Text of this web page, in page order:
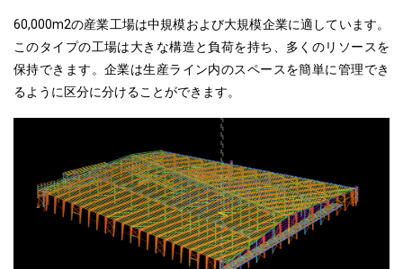
60,000m2の産業工場は中規模および大規模企業に適しています。
このタイプの工場は大きな構造と負荷を持ち、多くのリソースを
保持できます。企業は生産ライン内のスペースを簡単に管理でき
るように区分に分けることができます。